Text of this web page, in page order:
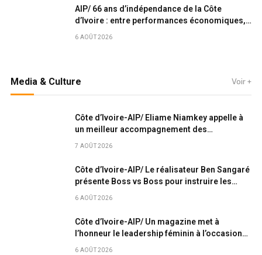
AIP/ 66 ans d’indépendance de la Côte
d’Ivoire : entre performances économiques,
défis sociaux et nouveau contrat de
6 AOÛT 2026
Media & Culture Voir +
Côte d’Ivoire-AIP/ Eliame Niamkey appelle à
un meilleur accompagnement des
professionnels des spectacles vivants pour
7 AOÛT 2026
Côte d’Ivoire-AIP/ Le réalisateur Ben Sangaré
présente Boss vs Boss pour instruire les
artistes sur la signature des contrats
6 AOÛT 2026
Côte d’Ivoire-AIP/ Un magazine met à
l’honneur le leadership féminin à l’occasion
de la fête nationale
6 AOÛT 2026